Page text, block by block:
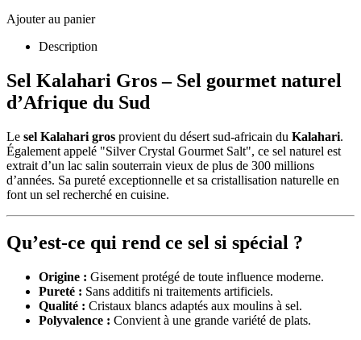
Ajouter au panier
Description
Sel Kalahari Gros – Sel gourmet naturel
d’Afrique du Sud
Le sel Kalahari gros provient du désert sud-africain du Kalahari.
Également appelé "Silver Crystal Gourmet Salt", ce sel naturel est
extrait d’un lac salin souterrain vieux de plus de 300 millions
d’années. Sa pureté exceptionnelle et sa cristallisation naturelle en
font un sel recherché en cuisine.
Qu’est-ce qui rend ce sel si spécial ?
Origine : Gisement protégé de toute influence moderne.
Pureté : Sans additifs ni traitements artificiels.
Qualité : Cristaux blancs adaptés aux moulins à sel.
Polyvalence : Convient à une grande variété de plats.